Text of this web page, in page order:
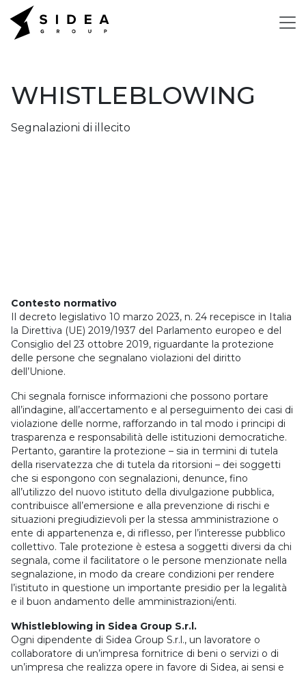
WHISTLEBLOWING
Segnalazioni di illecito
Contesto normativo
Il decreto legislativo 10 marzo 2023, n. 24 recepisce in Italia
la Direttiva (UE) 2019/1937 del Parlamento europeo e del
Consiglio del 23 ottobre 2019, riguardante la protezione
delle persone che segnalano violazioni del diritto
dell’Unione.
Chi segnala fornisce informazioni che possono portare
all’indagine, all’accertamento e al perseguimento dei casi di
violazione delle norme, rafforzando in tal modo i principi di
trasparenza e responsabilità delle istituzioni democratiche.
Pertanto, garantire la protezione – sia in termini di tutela
della riservatezza che di tutela da ritorsioni – dei soggetti
che si espongono con segnalazioni, denunce, fino
all’utilizzo del nuovo istituto della divulgazione pubblica,
contribuisce all’emersione e alla prevenzione di rischi e
situazioni pregiudizievoli per la stessa amministrazione o
ente di appartenenza e, di riflesso, per l’interesse pubblico
collettivo. Tale protezione è estesa a soggetti diversi da chi
segnala, come il facilitatore o le persone menzionate nella
segnalazione, in modo da creare condizioni per rendere
l’istituto in questione un importante presidio per la legalità
e il buon andamento delle amministrazioni/enti.
Whistleblowing in Sidea Group S.r.l.
Ogni dipendente di Sidea Group S.r.l., un lavoratore o
collaboratore di un’impresa fornitrice di beni o servizi o di
un’impresa che realizza opere in favore di Sidea, ai sensi e